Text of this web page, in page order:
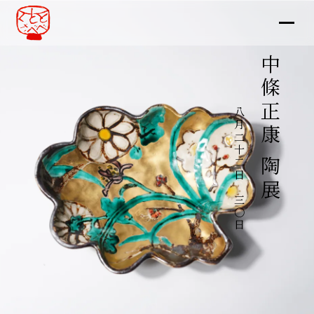
中條正康 陶展
八月二十二日～三〇日